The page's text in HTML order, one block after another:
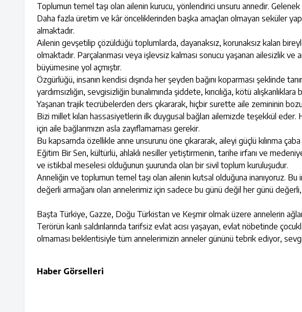
Toplumun temel taşı olan ailenin kurucu, yönlendirici unsuru annedir.
Daha fazla üretim ve kâr önceliklerinden başka amaçları olmayan seküler
almaktadır.
Ailenin gevşetilip çözüldüğü toplumlarda, dayanaksız, korunaksız kalan
olmaktadır. Parçalanması veya işlevsiz kalması sonucu yaşanan ailesizlik
büyümesine yol açmıştır.
Özgürlüğü, insanın kendisi dışında her şeyden bağını koparması şeklinde
yardımsızlığın, sevgisizliğin bunalımında şiddete, kırıcılığa, kötü
Yaşanan trajik tecrübelerden ders çıkararak, hiçbir surette aile zemininin
Bizi millet kılan hassasiyetlerin ilk duygusal bağları ailemizde teşekkül
için aile bağlarımızın asla zayıflamaması gerekir.
Bu kapsamda özellikle anne unsurunu öne çıkararak, aileyi güçlü kılınma
Eğitim Bir Sen, kültürlü, ahlaklı nesiller yetiştirmenin, tarihe irfanı ve
ve istikbal meselesi olduğunun şuurunda olan bir sivil toplum kuruluşudur.
Anneliğin ve toplumun temel taşı olan ailenin kutsal olduğuna inanıyoruz. Bu
değerli armağanı olan annelerimiz için sadece bu günü değil her günü
Başta Türkiye, Gazze, Doğu Türkistan ve Keşmir olmak üzere annelerin
Terörün kanlı saldırılarında tarifsiz evlat acısı yaşayan, evlat nöbetinde
olmaması beklentisiyle tüm annelerimizin anneler gününü tebrik ediyor, sevgi
Haber Görselleri